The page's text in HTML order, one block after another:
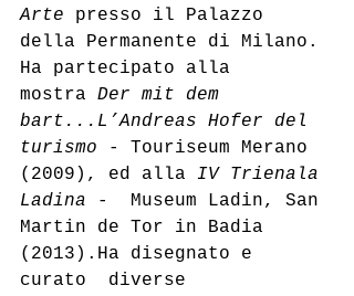
Arte presso il Palazzo
della Permanente di Milano.
Ha partecipato alla
mostra Der mit dem
bart...L’Andreas Hofer del
turismo - Touriseum Merano
(2009), ed alla IV Trienala
Ladina -  Museum Ladin, San
Martin de Tor in Badia
(2013).Ha disegnato e
curato  diverse